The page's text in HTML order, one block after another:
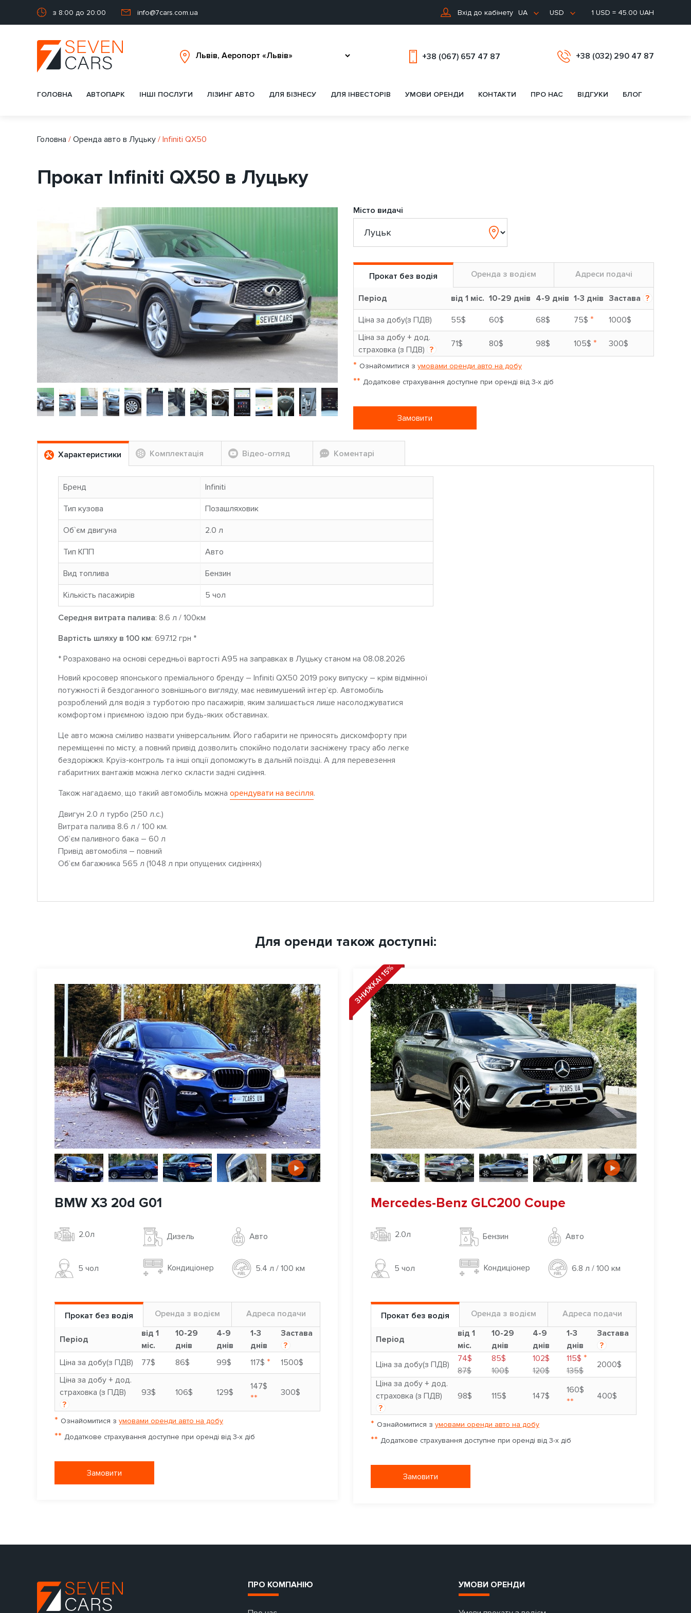
з 8:00 до 20:00 info@7cars.com.ua Вхід до кабінету UA USD 1 USD = 45.00 UAH
+38 (067) 657 47 87 +38 (032) 290 47 87
ГОЛОВНА АВТОПАРК ІНШІ ПОСЛУГИ ЛІЗИНГ АВТО ДЛЯ БІЗНЕСУ ДЛЯ ІНВЕСТОРІВ УМОВИ ОРЕНДИ КОНТАКТИ ПРО НАС ВІДГУКИ БЛОГ
Головна / Оренда авто в Луцьку / Infiniti QX50
Прокат Infiniti QX50 в Луцьку
Місто видачі
Прокат без водія Оренда з водієм Адреси подачі
Період від 1 міс. 10-29 днів 4-9 днів 1-3 днів Застава ?
Ціна за добу(з ПДВ) 55$ 60$ 68$ 75$ *
1000$
Ціна за добу + дод.
страховка (з ПДВ) ?
71$ 80$ 98$ 105$ * 300$
* Ознайомитися з умовами оренди авто на добу
** Додаткове страхування доступне при оренді від 3-х діб
Замовити
Характеристики Комплектація Відео-огляд Коментарі
Бренд Infiniti
Тип кузова Позашляховик
Об`єм двигуна 2.0 л
Тип КПП Авто
Вид топлива Бензин
Кількість пасажирів 5 чoл
Середня витрата палива: 8.6 л / 100км
Вартість шляху в 100 км: 697.12 грн *
* Розраховано на основі середньої вартості A95 на заправках в Луцьку станом на 08.08.2026
Новий кросовер японського преміального бренду – Infiniti QX50 2019 року випуску – крім відмінної
потужності й бездоганного зовнішнього вигляду, має невимушений інтер’єр. Автомобіль
розроблений для водія з турботою про пасажирів, яким залишається лише насолоджуватися
комфортом і приємною їздою при будь-яких обставинах.
Це авто можна сміливо назвати універсальним. Його габарити не приносять дискомфорту при
переміщенні по місту, а повний привід дозволить спокійно подолати засніжену трасу або легке
бездоріжжя. Круїз-контроль та інші опції допоможуть в дальній поїздці. А для перевезення
габаритних вантажів можна легко скласти задні сидіння.
Також нагадаємо, що такий автомобіль можна орендувати на весілля.
Двигун 2.0 л турбо (250 л.с.)
Витрата палива 8.6 л / 100 км.
Об’єм паливного бака – 60 л
Привід автомобіля – повний
Об’єм багажника 565 л (1048 л при опущених сидіннях)
Для оренди також доступні:
BMW X3 20d G01
2.0л Дизель Авто
5 чoл Кондиціонер 5.4 л / 100 км
Прокат без водія Оренда з водієм Адреса подачи
Період
від 1
міс.
10-29
днів
4-9
днів
1-3
днів
Застава
?
Ціна за добу(з ПДВ)
77$ 86$ 99$ 117$ *
1500$
Ціна за добу + дод.
страховка (з ПДВ)
?
93$ 106$ 129$
147$
** 300$
* Ознайомитися з умовами оренди авто на добу
** Додаткове страхування доступне при оренді від 3-х діб
Замовити
ЗНИЖКА! 15%
Mercedes-Benz GLC200 Coupe
2.0л Бензин Авто
5 чoл Кондиціонер 6.8 л / 100 км
Прокат без водія Оренда з водієм Адреса подачи
Період
від 1
міс.
10-29
днів
4-9
днів
1-3
днів
Застава
?
Ціна за добу(з ПДВ)
74$
87$
85$
100$
102$
120$
115$ *
135$
2000$
Ціна за добу + дод.
страховка (з ПДВ)
?
98$ 115$ 147$
160$
** 400$
* Ознайомитися з умовами оренди авто на добу
** Додаткове страхування доступне при оренді від 3-х діб
Замовити
ПРО КОМПАНІЮ УМОВИ ОРЕНДИ